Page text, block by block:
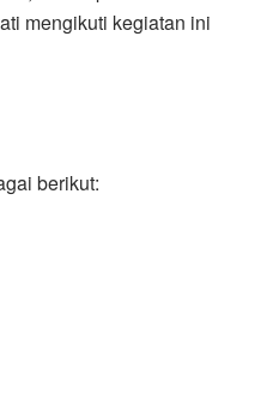
mengikuti kegiatan ini
berikut: